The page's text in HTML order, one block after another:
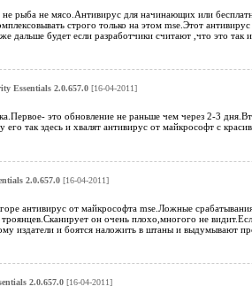
не рыба не мясо.Антивирус для начинающих или
строго только на этом mse.Этот
дальше будет если разработчики считают ,что это так
Essentials 2.0.657.0[16-04-2011]
это обновление не раньше чем через 2-3
его так здесь и хвалят антивирус от майкрософт с
2.0.657.0[16-04-2011]
антивирус от майкрософта mse.Ложные
он очень плохо,многого не
издатели и боятся наложить в штаны и выдумывают
2.0.657.0[16-04-2011]